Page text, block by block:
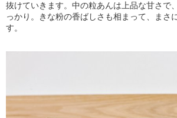
抜けていきます。中の粒あんは上品な甘さで
っかり。きな粉の香ばしさも相まって、まさ
す。